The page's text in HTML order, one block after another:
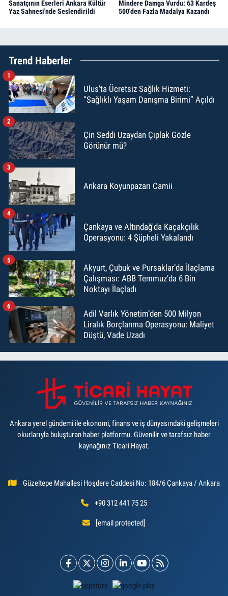
Sanatçının Eserleri Ankara Kültür
Yaz Sahnesi'nde Seslendirildi
Mindere Damga Vurdu: 63 Kardeş
500'den Fazla Madalya Kazandı
Trend Haberler
Ulus’ta Ücretsiz Sağlık Hizmeti:
“Sağlıklı Yaşam Danışma Birimi” Açıldı
1
Çin Seddi Uzaydan Çıplak Gözle
Görünür mü?
2
Ankara Koyunpazarı Camii
3
Çankaya ve Altındağ'da Kaçakçılık
Operasyonu: 4 Şüpheli Yakalandı
4
Akyurt, Çubuk ve Pursaklar’da İlaçlama
Çalışması: ABB Temmuz’da 6 Bin
Noktayı İlaçladı
5
Adil Varlık Yönetim’den 500 Milyon
Liralık Borçlanma Operasyonu: Maliyet
Düştü, Vade Uzadı
6
Ankara yerel gündemi ile ekonomi, finans ve iş dünyasındaki gelişmeleri
okurlarıyla buluşturan haber platformu. Güvenilir ve tarafsız haber
kaynağınız Ticari Hayat.
Güzeltepe Mahallesi Hoşdere Caddesi No: 184/6 Çankaya / Ankara
+90 312 441 75 25
[email protected]